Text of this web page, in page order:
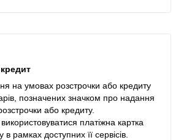
на умовах розстрочки або кредиту
позначених значком про надання
або кредиту.
платіжна картка
в рамках доступних її сервісів.